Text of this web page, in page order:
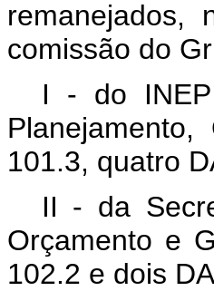
comissão do
I - do
101.3, quatro
II - da
Orçamento e
102.2 e dois